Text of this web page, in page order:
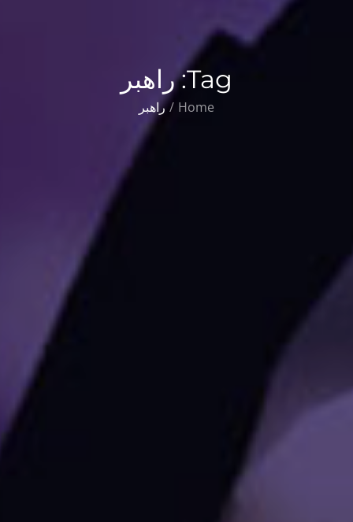
Tag: راهبر
Home راهبر